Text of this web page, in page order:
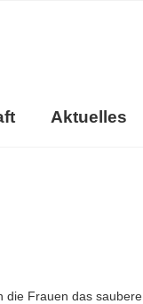
Aktuelles
die Frauen das saubere